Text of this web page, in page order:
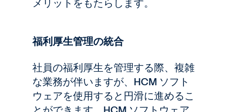
メリットをもたらします。
福利厚生管理の統合
社員の福利厚生を管理する際、複雑
な業務が伴いますが、HCM ソフト
ウェアを使用すると円滑に進めるこ